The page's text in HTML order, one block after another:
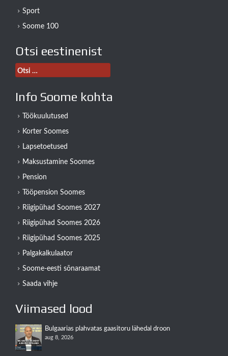
Sport
Soome 100
Otsi eestinenist
Otsi:
Info Soome kohta
Töökuulutused
Korter Soomes
Lapsetoetused
Maksustamine Soomes
Pension
Tööpension Soomes
Riigipühad Soomes 2027
Riigipühad Soomes 2026
Riigipühad Soomes 2025
Palgakalkulaator
Soome-eesti sõnaraamat
Saada vihje
Viimased lood
Bulgaarias plahvatas gaasitoru lähedal droon
aug 8, 2026